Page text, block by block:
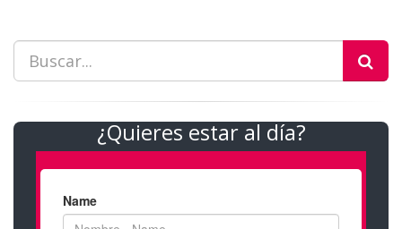
¿Quieres estar al día?